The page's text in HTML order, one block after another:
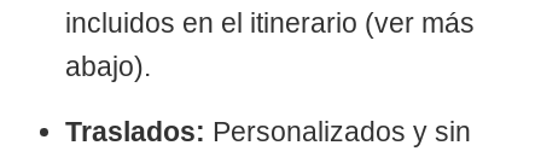
incluidos en el itinerario (ver más
abajo).
Traslados: Personalizados y sin